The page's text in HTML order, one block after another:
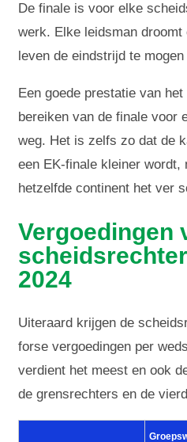
De finale is voor elke
werk. Elke leidsman
leven de eindstrijd te
Een goede prestatie van
bereiken van de finale voor
weg. Het is zelfs zo dat de
een EK-finale kleiner wordt,
hetzelfde continent het ver
Vergoedingen
2024
Uiteraard krijgen de
forse vergoedingen per
verdient het meest en ook
de grensrechters en de